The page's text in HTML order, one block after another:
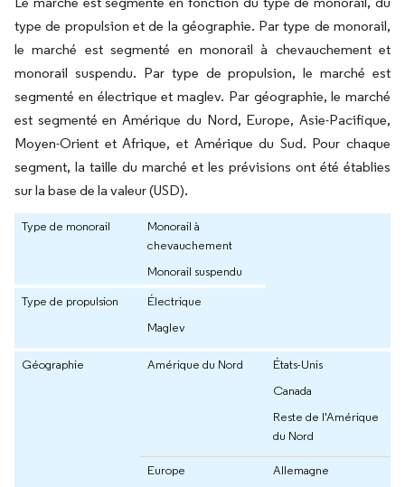
type de propulsion et de la géographie. Par type de monorail,
le marché est segmenté en monorail à chevauchement et
monorail suspendu. Par type de propulsion, le marché est
segmenté en électrique et maglev. Par géographie, le marché
est segmenté en Amérique du Nord, Europe, Asie-Pacifique,
Moyen-Orient et Afrique, et Amérique du Sud. Pour chaque
segment, la taille du marché et les prévisions ont été établies
sur la base de la valeur (USD).
Type de monorail
Monorail à
chevauchement
Monorail suspendu
Type de propulsion
Électrique
Maglev
Géographie Amérique du Nord
États-Unis
Canada
Reste de l'Amérique
du Nord
Europe
Allemagne